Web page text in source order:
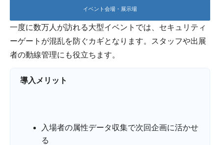
イベント会場・展示場
一度に数万人が訪れる大型イベントでは、セキュリティ
ーゲートが混乱を防ぐカギとなります。スタッフや出展
者の動線管理にも役立ちます。
導入メリット
入場者の属性データ収集で次回企画に活かせ
る